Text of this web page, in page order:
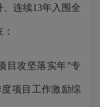
连续13年入围全
目攻坚落实年”专
项目工作激励综